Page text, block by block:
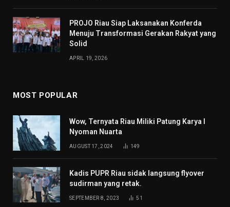
PROJO Riau Siap Laksanakan Konferda
Menuju Transformasi Gerakan Rakyat yang
Solid
APRIL 19, 2026
MOST POPULAR
Wow, Ternyata Riau Miliki Patung Karya I
Nyoman Nuarta
AUGUST 17, 2024 149
Kadis PUPR Riau sidak langsung flyover
sudirman yang retak.
SEPTEMBER 8, 2023 51